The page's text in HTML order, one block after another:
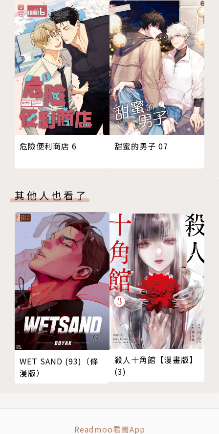
危險便利商店 6 甜蜜的男子 07
其他人也看了
WET SAND (93)（條
漫版）
殺人十角館【漫畫版】
(3)
Readmoo看書App